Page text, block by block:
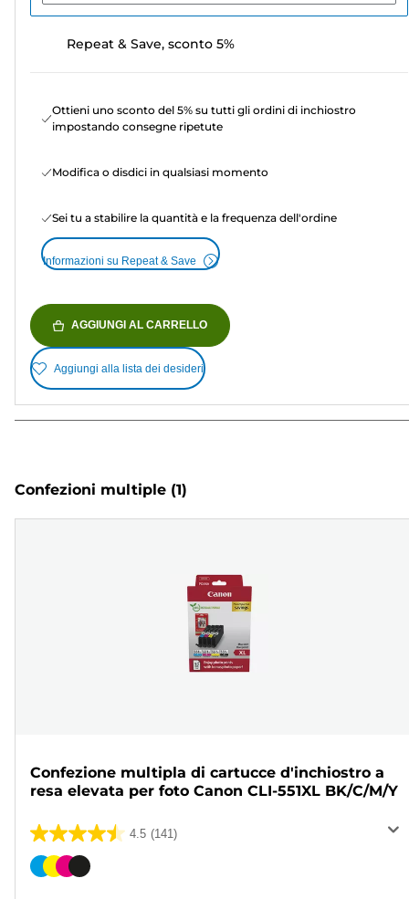
Repeat & Save, sconto 5%
Ottieni uno sconto del 5% su tutti gli ordini di inchiostro
impostando consegne ripetute
Modifica o disdici in qualsiasi momento
Sei tu a stabilire la quantità e la frequenza dell'ordine
Informazioni su Repeat & Save
AGGIUNGI AL CARRELLO
Aggiungi alla lista dei desideri
Confezioni multiple (1)
Confezione multipla di cartucce d'inchiostro a
resa elevata per foto Canon CLI-551XL BK/C/M/Y
4.5 (141)
4.5
su
Cartuccia